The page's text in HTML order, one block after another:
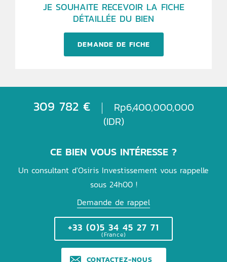
JE SOUHAITE RECEVOIR LA FICHE
DÉTAILLÉE DU BIEN
DEMANDE DE FICHE
309 782 €
Rp6,400,000,000
(IDR)
CE BIEN VOUS INTÉRESSE ?
Un consultant d'Osiris Investissement vous rappelle
sous 24h00 !
Demande de rappel
+33 (0)5 34 45 27 71
(France)
CONTACTEZ-NOUS